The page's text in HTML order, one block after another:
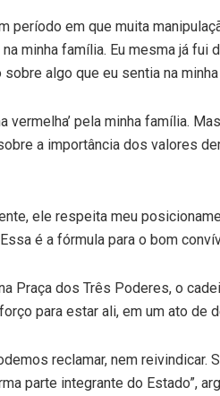
período em que muita
minha família. Eu mesma já fui
algo que eu sentia na
vermelha’ pela minha família.
a importância dos valores
ele respeita meu
é a fórmula para o bom
Praça dos Três Poderes, o
para estar ali, em um ato de
reclamar, nem
parte integrante do Estado”,